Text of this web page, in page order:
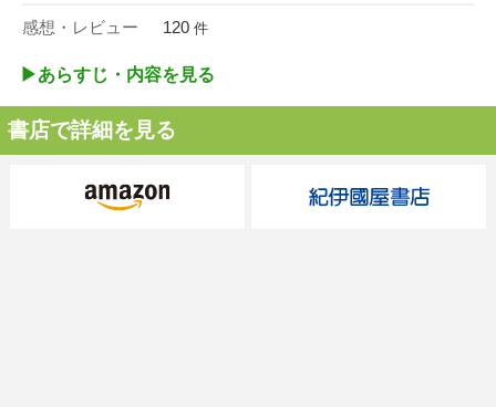
感想・レビュー 120 件
▶︎あらすじ・内容を見る
書店で詳細を見る